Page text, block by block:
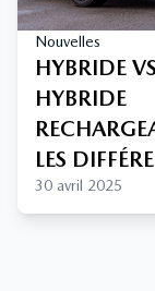
Nouvelles
HYBRIDE VS
HYBRIDE
LES
30 avril 2025